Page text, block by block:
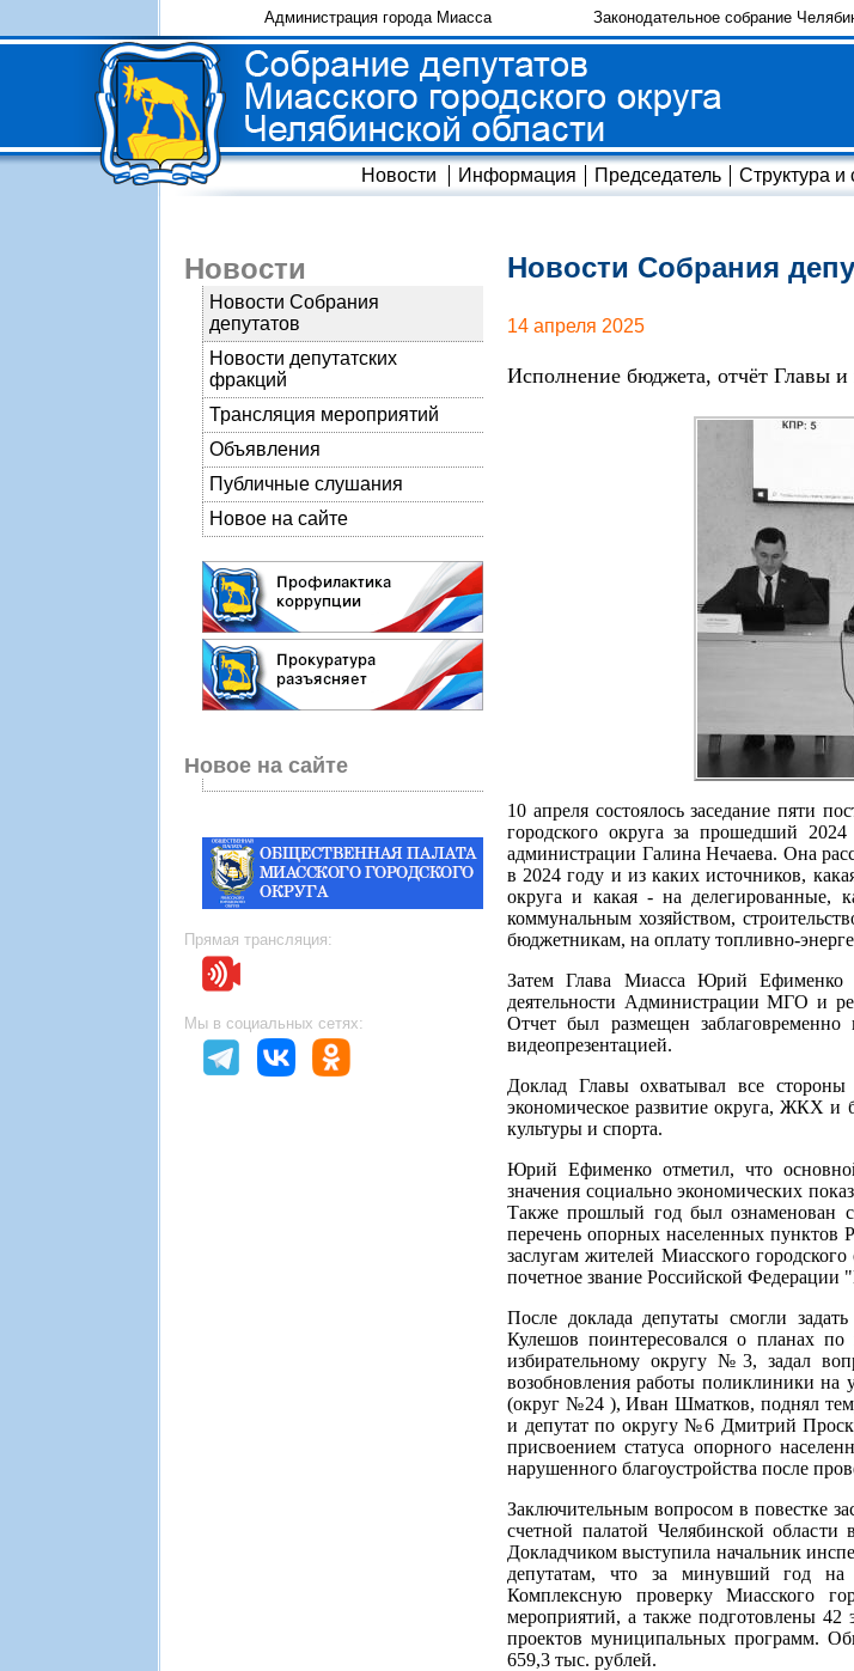
Администрация города Миасса Законодательное собрание
Новости Информация Председатель Структура и
Новости
Новости Собрания
депутатов
Новости депутатских
фракций
Трансляция мероприятий
Объявления
Публичные слушания
Новое на сайте
Новое на сайте
Прямая трансляция:
Мы в социальных сетях:
Новости Собрания
14 апреля 2025
Исполнение бюджета, отчёт Главы и
10 апреля состоялось заседание пяти
городского округа за прошедший 2024
администрации Галина Нечаева. Она
в 2024 году и из каких источников,
округа и какая - на делегированные,
коммунальным хозяйством,
бюджетникам, на оплату топливно-
Затем Глава Миасса Юрий Ефименко
деятельности Администрации МГО и
Отчет был размещен
видеопрезентацией.
Доклад Главы охватывал все
экономическое развитие округа, ЖКХ и
культуры и спорта.
Юрий Ефименко отметил, что
значения социально экономических
Также прошлый год был ознаменован
перечень опорных населенных пунктов
заслугам жителей Миасского
почетное звание Российской Федерации
После доклада депутаты смогли
Кулешов поинтересовался о планах
избирательному округу №3, задал
возобновления работы поликлиники
(округ №24 ), Иван Шматков, поднял
и депутат по округу №6 Дмитрий
присвоением статуса опорного
нарушенного благоустройства после
Заключительным вопросом в повестке
счетной палатой Челябинской
Докладчиком выступила начальник
депутатам, что за минувший год на
Комплексную проверку Миасского
мероприятий, а также подготовлены 42
проектов муниципальных программ.
659,3 тыс. рублей.